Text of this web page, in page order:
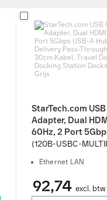
StarTech.com
Adapter, Dual
60Hz, 2 Port
100W Power
Kabel, Travel
Docking Station
replicator - Grijs
(120B-USBC-
Ethernet LAN
92,74 excl. btw